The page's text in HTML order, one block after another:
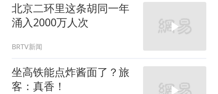
北京二环里这条胡同一年
涌入2000万人次
BRTV新闻
坐高铁能点炸酱面了？旅
客：真香！